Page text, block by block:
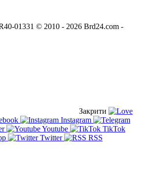
01331 © 2010 - 2026 Brd24.com -
Закрити
Instagram
Youtube
TikTok
Twitter RSS